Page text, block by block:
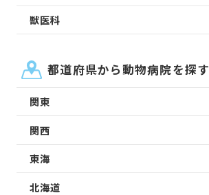
獣医科
都道府県から動物病院を探す
関東
関西
東海
北海道